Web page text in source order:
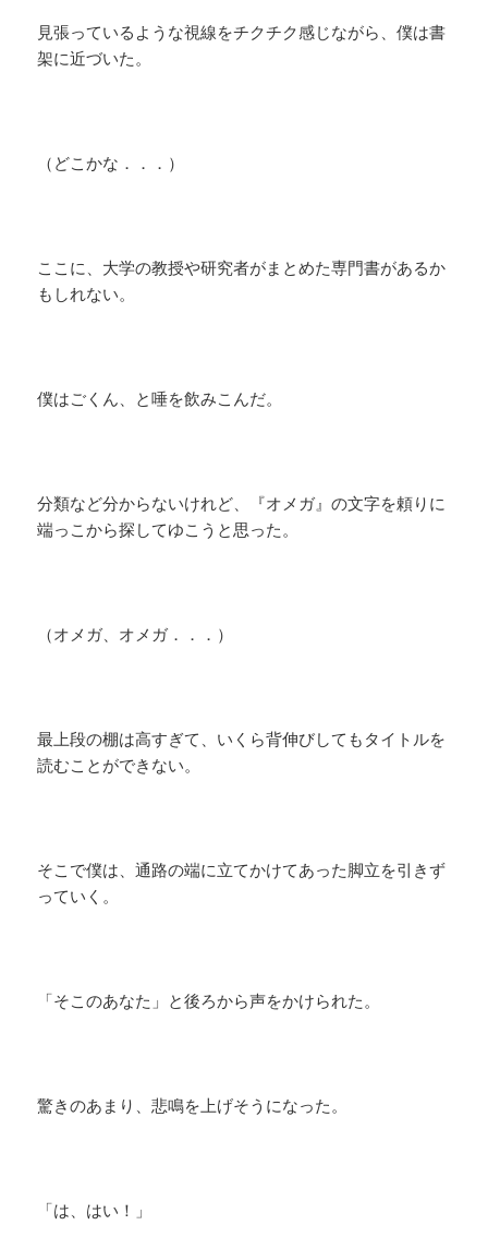
見張っているような視線をチクチク感じながら、僕は書
架に近づいた。
（どこかな．．．）
ここに、大学の教授や研究者がまとめた専門書があるか
もしれない。
僕はごくん、と唾を飲みこんだ。
分類など分からないけれど、『オメガ』の文字を頼りに
端っこから探してゆこうと思った。
（オメガ、オメガ．．．）
最上段の棚は高すぎて、いくら背伸びしてもタイトルを
読むことができない。
そこで僕は、通路の端に立てかけてあった脚立を引きず
っていく。
「そこのあなた」と後ろから声をかけられた。
驚きのあまり、悲鳴を上げそうになった。
「は、はい！」